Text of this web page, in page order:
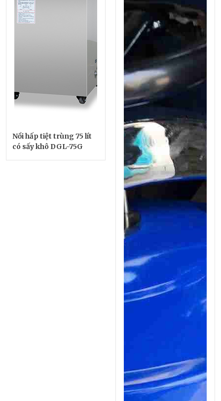
Nồi hấp tiệt trùng 75 lít
có sấy khô DGL-75G